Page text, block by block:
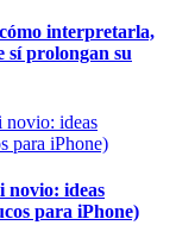
interpretarla,
sí prolongan su
novio: ideas
para iPhone)